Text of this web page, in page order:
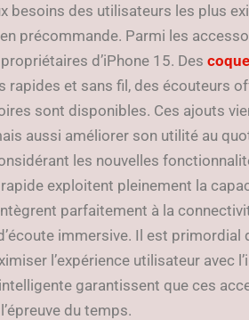
besoins des utilisateurs les plus
précommande. Parmi les
d’iPhone 15. Des
rapides et sans fil, des écouteurs
sont disponibles. Ces ajouts
aussi améliorer son utilité au
les nouvelles
exploitent pleinement la
parfaitement à la
immersive. Il est primordial
l’expérience utilisateur avec
garantissent que ces
du temps.